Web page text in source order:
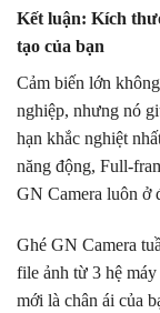
Kết luận: Kích
tạo của bạn
Cảm biến lớn
nghiệp, nhưng nó
hạn khắc nghiệt
năng động, Full-
GN Camera luôn ở
Ghé GN Camera
file ảnh từ 3 hệ
mới là chân ái của